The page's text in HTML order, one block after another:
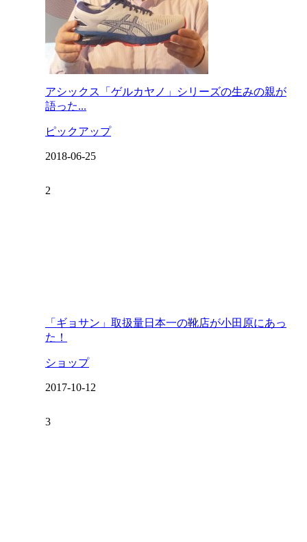
アシックス「ゲルカヤノ」シリーズの生みの親が
語った...
ピックアップ
2018-06-25
「ギョサン」取扱量日本一の靴店が小田原にあっ
た！
ショップ
2017-10-12